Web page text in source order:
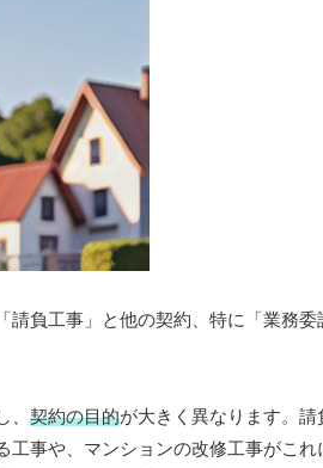
負工事」と他の契約、特に「業務委
契約の目的が大きく異なります。請
事や、マンションの改修工事がこれ